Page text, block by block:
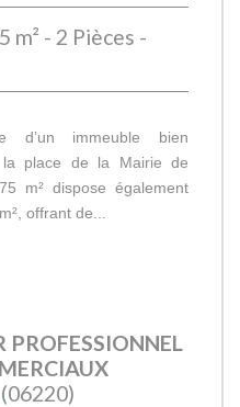
m² - 2 Pièces -
d’un immeuble bien
place de la Mairie de
m² dispose également
offrant de...
(06220)